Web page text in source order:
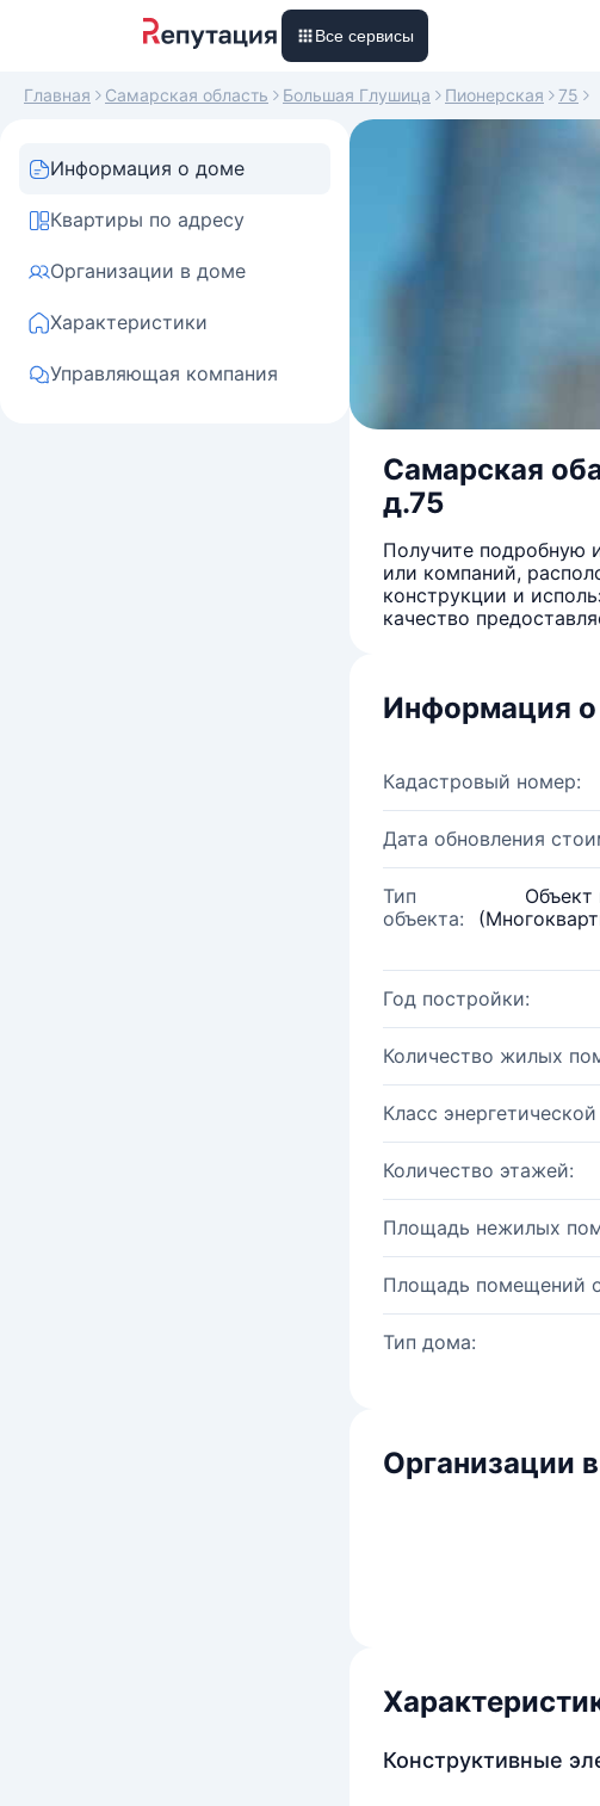
Все сервисы
Главная Самарская область Большая Глушица Пионерская 75
Информация о доме
Квартиры по адресу
Организации в доме
Характеристики
Управляющая компания
Самарская
д.75
Получите подробную
или компаний,
конструкции и
качество
Информация
Кадастровый номер:
Дата обновления
Тип
объекта:
Объект
Год постройки:
Количество жилых
Класс
Количество этажей:
Площадь нежилых
Площадь помещений
Тип дома:
Организации
Конструктивные